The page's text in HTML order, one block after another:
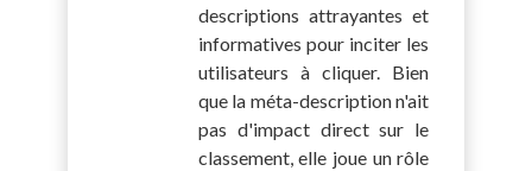
descriptions attrayantes et
informatives pour inciter les
utilisateurs à cliquer. Bien
que la méta-description n'ait
pas d'impact direct sur le
classement, elle joue un rôle